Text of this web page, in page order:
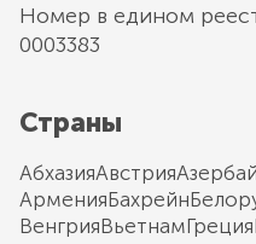
Номер в едином
0003383
Страны
АбхазияАвстрия
АрменияБахрейн
ВенгрияВьетнамГреция